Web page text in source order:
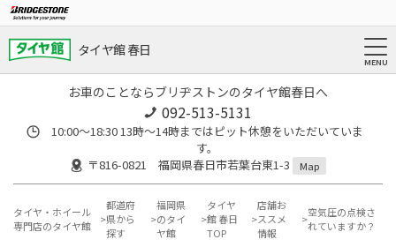
タイヤ館 春日
お車のことならブリヂストンのタイヤ館春日へ
092-513-5131
10:00～18:30 13時〜14時まではピット休憩をいただいていま
す。
〒816-0821 福岡県春日市若葉台東1-3
Map
タイヤ・ホイール
専門店のタイヤ館
都道府
県から
探す
福岡県
のタイ
ヤ館
タイヤ
館 春日
TOP
店舗お
ススメ
情報
空気圧の点検さ
れていますか？